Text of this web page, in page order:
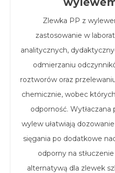
Zlewka PP z
zastosowanie w
analitycznych,
odmierzaniu
roztworów oraz
chemicznie, wobec
odporność. Wytłaczana
wylew ułatwiają
sięgania po dodatkowe
odporny na
alternatywą dla zlewek